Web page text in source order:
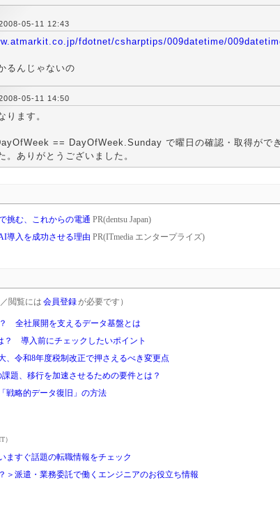
05-11 12:43
fdotnet/csharptips/009datetime/
るんじゃないの
05-11 14:50
ります。
== DayOfWeek.Sunday で曜日の確認・取得がで
。ありがとうございました。
挑む、これからの電通 PR(dentsu Japan)
導入を成功させる理由 PR(ITmedia エンタープライズ)
／閲覧には 会員登録が必要です）
全社展開を支えるデータ基盤とは
？ 導入前にチェックしたいポイント
、令和8年度税制改正で押さえるべき変更点
題、移行を加速させるための要件とは？
戦略的データ復旧」の方法
）
ますぐ話題の転職情報をチェック
＞派遣・業務委託で働くエンジニアのお役立ち情報